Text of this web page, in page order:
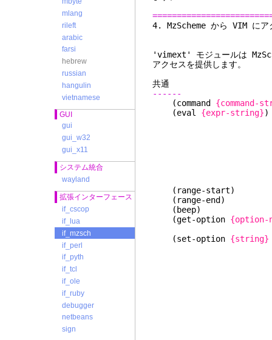
mlang
rileft
arabic
farsi
hebrew
russian
hangulin
vietnamese
GUI
gui
gui_w32
gui_x11
システム統合
wayland
拡張インターフェース
if_cscop
if_lua
if_mzsch
if_perl
if_pyth
if_tcl
if_ole
if_ruby
debugger
netbeans
sign
4. MzScheme か
'vimext'
モジュールは
アクセスを提供します。
共通
------
(command {command-
(eval {expr-string})
(range-start)
(range-end)
(beep) ビ
(get-option {option-
(set-option {string}